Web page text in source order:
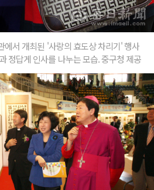
에서 개최된 '사랑의 효도상 차리기' 행사
정답게 인사를 나누는 모습. 중구청 제공